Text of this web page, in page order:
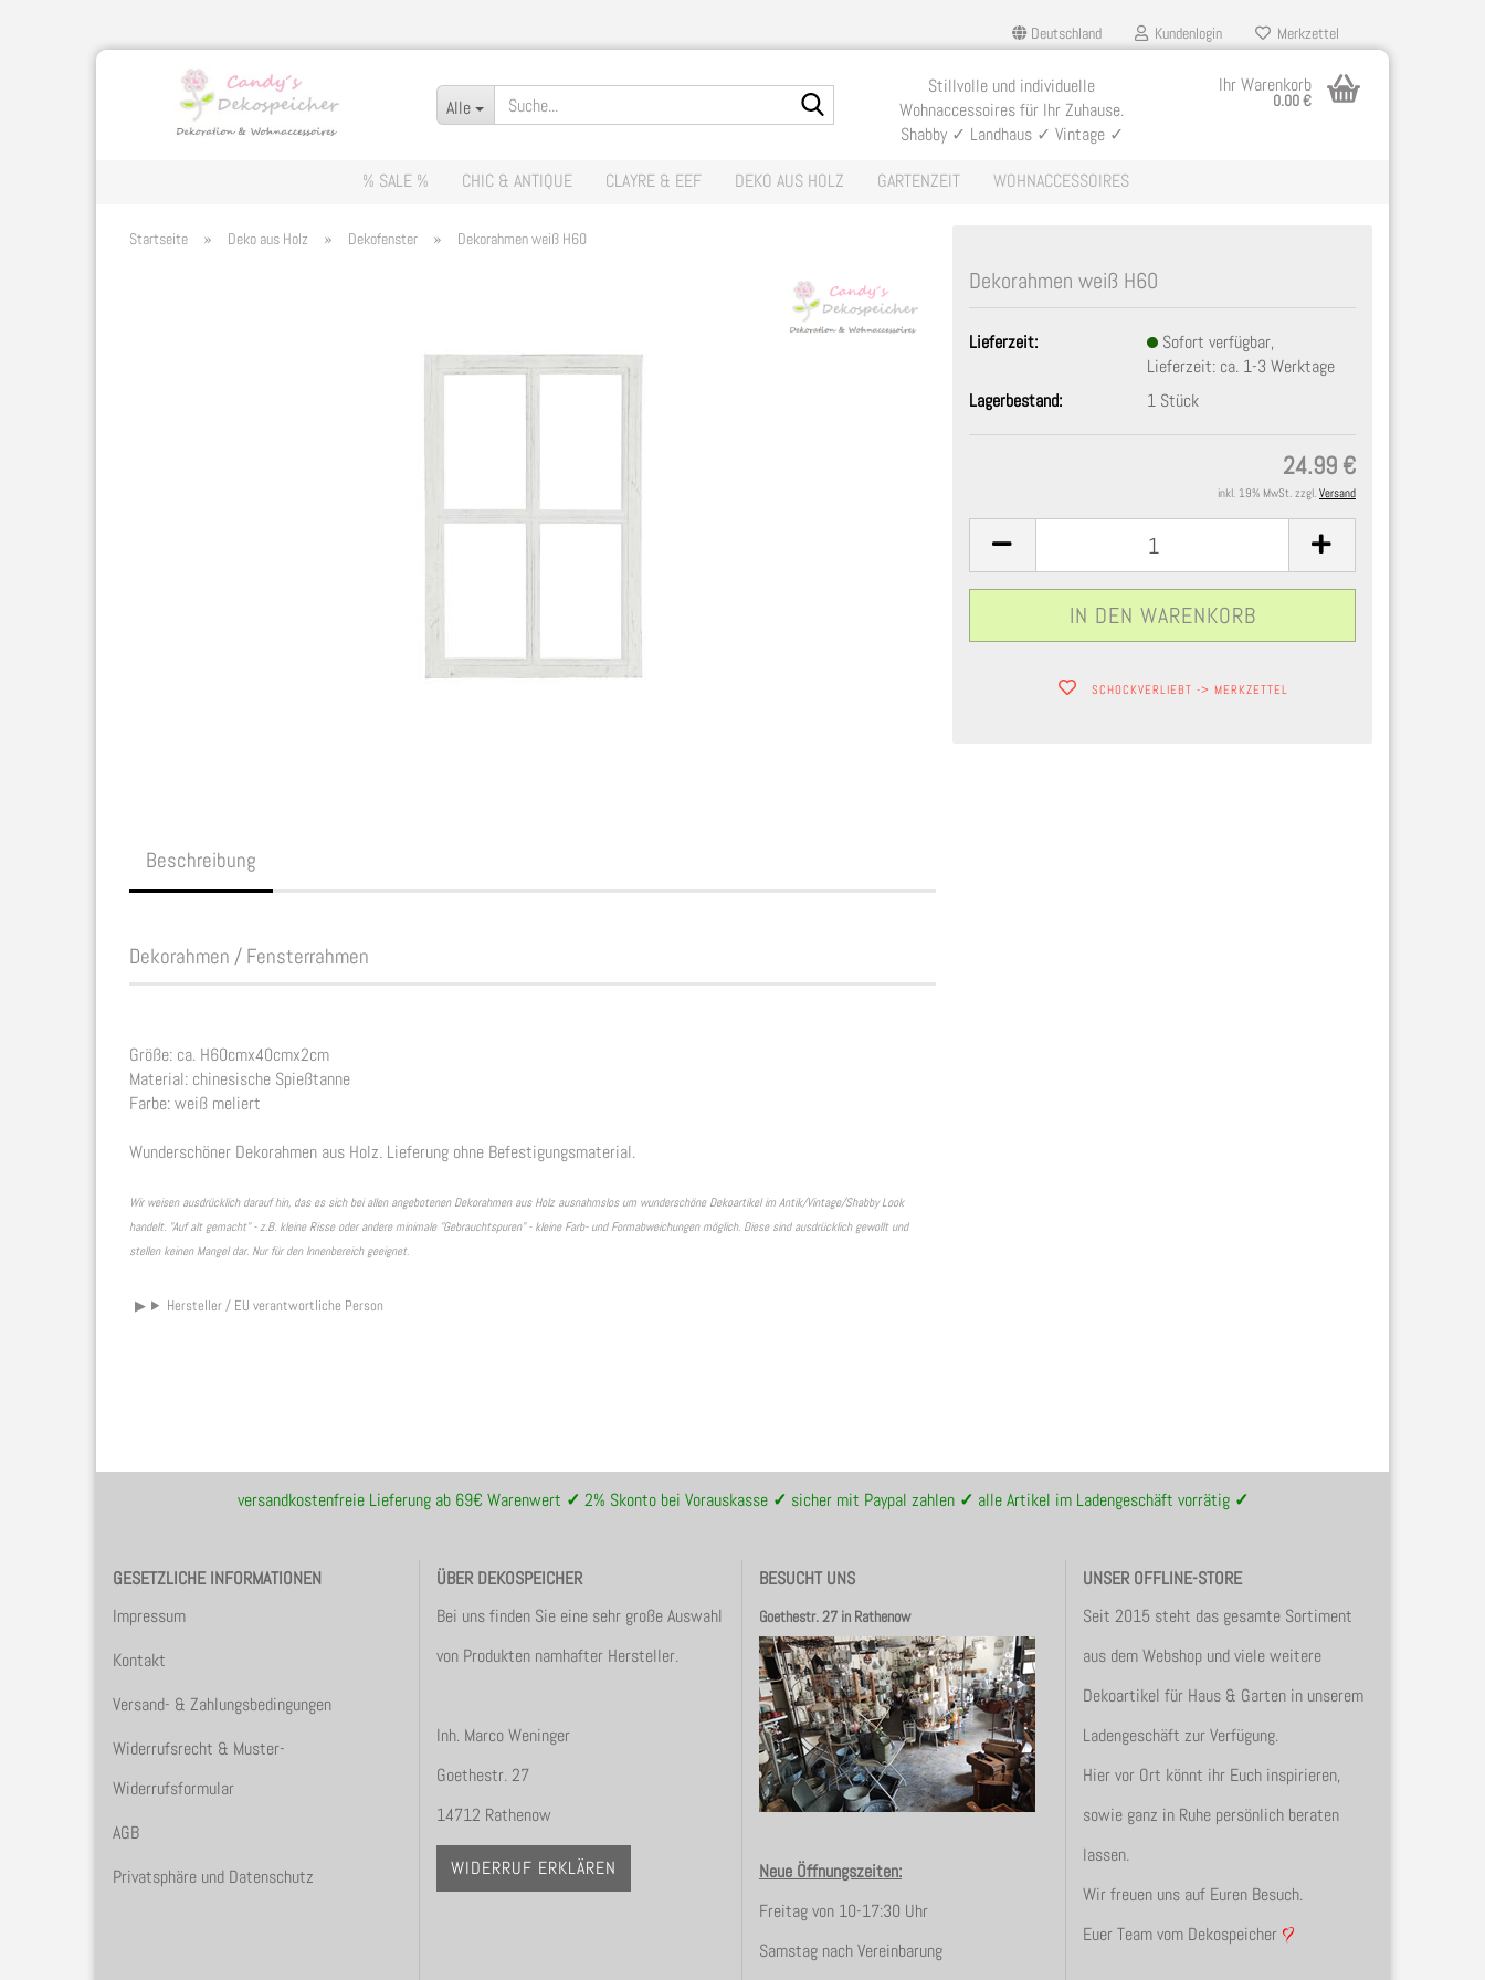
Deutschland
Lieferland
Kundenlogin
Konto erstellen
Merkzettel
Alle
Stillvolle und individuelle
Wohnaccessoires für Ihr Zuhause.
Shabby ✓ Landhaus ✓ Vintage ✓
Ihr Warenkorb
0.00 €
% SALE % CHIC & ANTIQUE CLAYRE & EEF DEKO AUS HOLZ GARTENZEIT WOHNACCESSOIRES
Startseite » Deko aus Holz » Dekofenster » Dekorahmen weiß H60
Dekorahmen weiß H60
Lieferzeit:
Sofort verfügbar,
Lieferzeit: ca. 1-3 Werktage
Lagerbestand:
1 Stück
24.99 €
inkl. 19% MwSt. zzgl. Versand
SCHOCKVERLIEBT -> MERKZETTEL
Beschreibung
Dekorahmen / Fensterrahmen
Größe: ca. H60cmx40cmx2cm
Material: chinesische Spießtanne
Farbe: weiß meliert
Wunderschöner Dekorahmen aus Holz. Lieferung ohne Befestigungsmaterial.
Wir weisen ausdrücklich darauf hin, das es sich bei allen angebotenen Dekorahmen aus Holz ausnahmslos um wunderschöne Dekoartikel im Antik/Vintage/Shabby Look
handelt. "Auf alt gemacht" - z.B. kleine Risse oder andere minimale "Gebrauchtspuren" - kleine Farb- und Formabweichungen möglich. Diese sind ausdrücklich gewollt und
stellen keinen Mangel dar. Nur für den Innenbereich geeignet.
Hersteller / EU verantwortliche Person
versandkostenfreie Lieferung ab 69€ Warenwert ✓ 2% Skonto bei Vorauskasse ✓ sicher mit Paypal zahlen ✓ alle Artikel im Ladengeschäft vorrätig ✓
GESETZLICHE INFORMATIONEN
Impressum
Kontakt
Versand- & Zahlungsbedingungen
Widerrufsrecht & Muster-
Widerrufsformular
AGB
Privatsphäre und Datenschutz
ÜBER DEKOSPEICHER
Bei uns finden Sie eine sehr große Auswahl
von Produkten namhafter Hersteller.
Inh. Marco Weninger
Goethestr. 27
14712 Rathenow
WIDERRUF ERKLÄREN
BESUCHT UNS
Goethestr. 27 in Rathenow
Neue Öffnungszeiten:
Freitag von 10-17:30 Uhr
Samstag nach Vereinbarung
UNSER OFFLINE-STORE
Seit 2015 steht das gesamte Sortiment
aus dem Webshop und viele weitere
Dekoartikel für Haus & Garten in unserem
Ladengeschäft zur Verfügung.
Hier vor Ort könnt ihr Euch inspirieren,
sowie ganz in Ruhe persönlich beraten
lassen.
Wir freuen uns auf Euren Besuch.
Euer Team vom Dekospeicher